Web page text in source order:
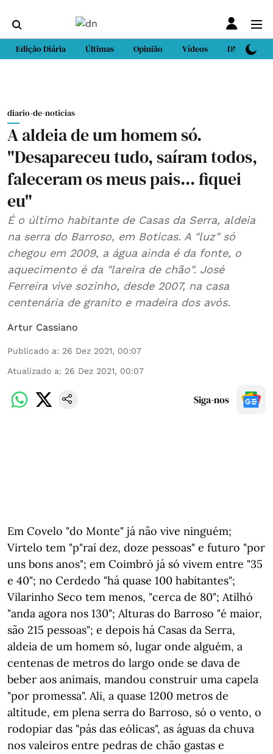
Edição Diária Últimas Opinião Vídeos DN Sport
diario-de-noticias
A aldeia de um homem só.
"Desapareceu tudo, saíram todos,
faleceram os meus pais... fiquei
eu"
É o último habitante de Casas da Serra, aldeia
na serra do Barroso, em Boticas. A "luz" só
chegou em 2009, a água ainda é da fonte, o
aquecimento é da "lareira de chão". José
Ferreira vive sozinho, desde 2007, na casa
centenária de granito e madeira dos avós.
Artur Cassiano
Publicado a: 26 Dez 2021, 00:07
Atualizado a: 26 Dez 2021, 00:07
Siga-nos
Em Covelo "do Monte" já não vive ninguém;
Virtelo tem "p"raí dez, doze pessoas" e futuro "por
uns bons anos"; em Coimbró já só vivem entre "35
e 40"; no Cerdedo "há quase 100 habitantes";
Vilarinho Seco tem menos, "cerca de 80"; Atilhó
"anda agora nos 130"; Alturas do Barroso "é maior,
são 215 pessoas"; e depois há Casas da Serra,
aldeia de um homem só, lugar onde alguém, a
centenas de metros do largo onde se dava de
beber aos animais, mandou construir uma capela
"por promessa". Ali, a quase 1200 metros de
altitude, em plena serra do Barroso, só o vento, o
rodopiar das "pás das eólicas", as águas da chuva
nos valeiros entre pedras de chão gastas e